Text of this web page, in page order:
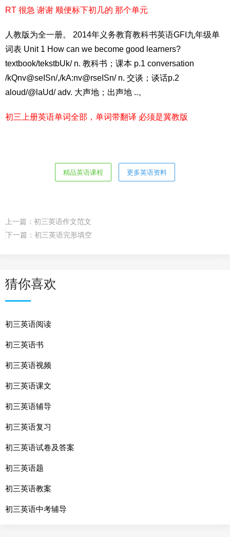
RT 很急 谢谢 顺便标下初几的 那个单元
人教版为全一册。 2014年义务教育教科书英语GFI九年级单
词表 Unit 1 How can we become good learners?
textbook/tekstbUk/ n. 教科书；课本 p.1 conversation
/kQnv@seISn/,/kA:nv@rseISn/ n. 交谈；谈话p.2
aloud/@laUd/ adv. 大声地；出声地 ..。
初三上册英语单词全部，单词带翻译 必须是冀教版
精品英语课程 更多英语资料
上一篇： 初三英语作文范文
下一篇： 初三英语完形填空
猜你喜欢
初三英语阅读
初三英语书
初三英语视频
初三英语课文
初三英语辅导
初三英语复习
初三英语试卷及答案
初三英语题
初三英语教案
初三英语中考辅导